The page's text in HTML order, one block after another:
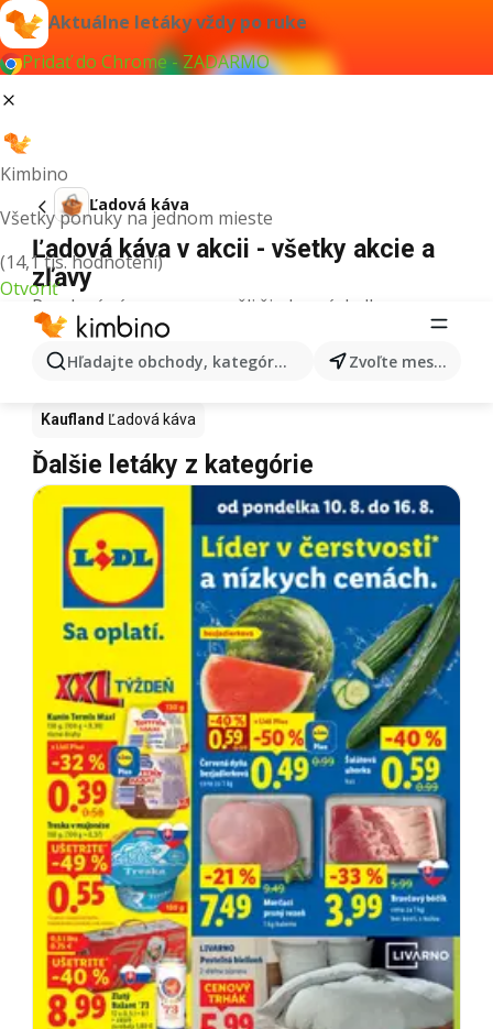
Aktuálne letáky vždy po ruke
Pridať do Chrome - ZADARMO
Kimbino
Všetky ponuky na jednom mieste
(14,1 tis. hodnotení)
Otvoriť
Hľadajte obchody, kategórie, produkty... Zvoľte mesto
Ľadová káva
Ľadová káva v akcii - všetky akcie a
zľavy
Pre daný výraz sme nenašli žiadne výsledky.
Ľadová káva v akcii - Kde kúpiť?
Tesco Ľadová káva Lidl Ľadová káva
Kaufland Ľadová káva
Ďalšie letáky z kategórie